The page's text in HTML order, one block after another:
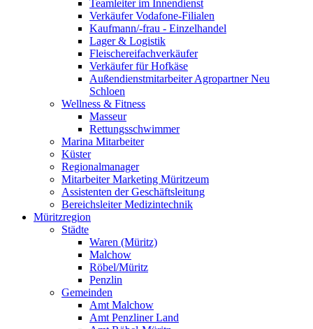
Teamleiter im Innendienst
Verkäufer Vodafone-Filialen
Kaufmann/-frau - Einzelhandel
Lager & Logistik
Fleischereifachverkäufer
Verkäufer für Hofkäse
Außendienstmitarbeiter Agropartner Neu
Schloen
Wellness & Fitness
Masseur
Rettungsschwimmer
Marina Mitarbeiter
Küster
Regionalmanager
Mitarbeiter Marketing Müritzeum
Assistenten der Geschäftsleitung
Bereichsleiter Medizintechnik
Müritzregion
Städte
Waren (Müritz)
Malchow
Röbel/Müritz
Penzlin
Gemeinden
Amt Malchow
Amt Penzliner Land